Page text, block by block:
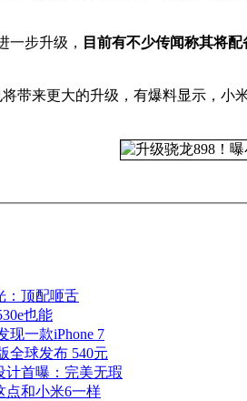
一步升级， 目前有不少传闻称其将
带来更大的升级，有爆料显示，
：顶配咂舌
也能
现一款iPhone 7
全球发布 540元
计首曝：完美无瑕
点和小米6一样